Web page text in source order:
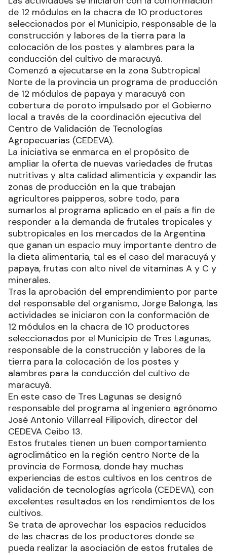
de 12 módulos en la chacra de 10 productores
seleccionados por el Municipio, responsable de la
construcción y labores de la tierra para la
colocación de los postes y alambres para la
conducción del cultivo de maracuyá.
Comenzó a ejecutarse en la zona Subtropical
Norte de la provincia un programa de producción
de 12 módulos de papaya y maracuyá con
cobertura de poroto impulsado por el Gobierno
local a través de la coordinación ejecutiva del
Centro de Validación de Tecnologías
Agropecuarias (CEDEVA).
La iniciativa se enmarca en el propósito de
ampliar la oferta de nuevas variedades de frutas
nutritivas y alta calidad alimenticia y expandir las
zonas de producción en la que trabajan
agricultores paipperos, sobre todo, para
sumarlos al programa aplicado en el país a fin de
responder a la demanda de frutales tropicales y
subtropicales en los mercados de la Argentina
que ganan un espacio muy importante dentro de
la dieta alimentaria, tal es el caso del maracuyá y
papaya, frutas con alto nivel de vitaminas A y C y
minerales.
Tras la aprobación del emprendimiento por parte
del responsable del organismo, Jorge Balonga, las
actividades se iniciaron con la conformación de
12 módulos en la chacra de 10 productores
seleccionados por el Municipio de Tres Lagunas,
responsable de la construcción y labores de la
tierra para la colocación de los postes y
alambres para la conducción del cultivo de
maracuyá.
En este caso de Tres Lagunas se designó
responsable del programa al ingeniero agrónomo
José Antonio Villarreal Filipovich, director del
CEDEVA Ceibo 13.
Estos frutales tienen un buen comportamiento
agroclimático en la región centro Norte de la
provincia de Formosa, donde hay muchas
experiencias de estos cultivos en los centros de
validación de tecnologías agrícola (CEDEVA), con
excelentes resultados en los rendimientos de los
cultivos.
Se trata de aprovechar los espacios reducidos
de las chacras de los productores donde se
pueda realizar la asociación de estos frutales de